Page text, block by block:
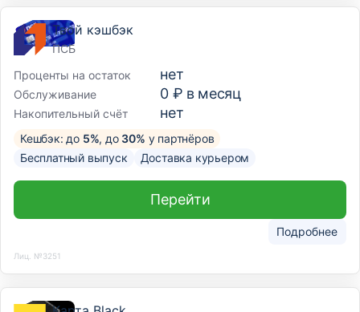
Твой кэшбэк
ПСБ
Проценты на остаток
нет
Обслуживание 0 ₽ в месяц
Накопительный счёт нет
Кешбэк: до 5%, до 30% у партнёров
Бесплатный выпуск
Доставка курьером
Подробнее
Перейти
Лиц. №3251